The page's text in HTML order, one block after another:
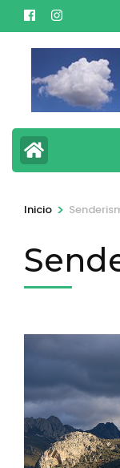
Saltar
al
(presiona
Intro)
Inicio >